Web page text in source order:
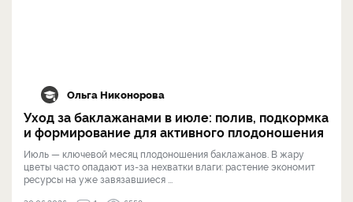
Ольга Никонорова
Уход за баклажанами в июле: полив, подкормка
и формирование для активного плодоношения
Июль — ключевой месяц плодоношения баклажанов. В жару
цветы часто опадают из-за нехватки влаги: растение экономит
ресурсы на уже завязавшиеся ...